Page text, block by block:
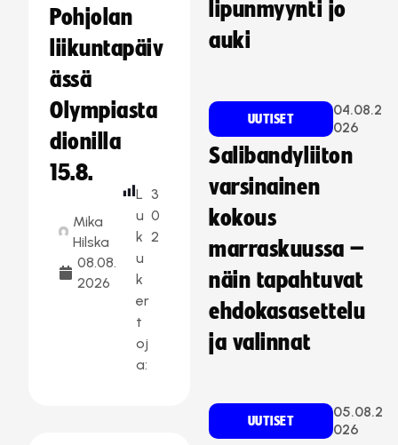
Pohjolan
liikuntapäiv
ässä
Olympiasta
dionilla
15.8.
Mika
Hilska
08.08.
2026
L
u
k
u
k
er
t
oj
a:
3
0
2
lipunmyynti jo
auki
UUTISET
04.08.2
026
Salibandyliiton
varsinainen
kokous
marraskuussa –
näin tapahtuvat
ehdokasasettelu
ja valinnat
UUTISET
05.08.2
026